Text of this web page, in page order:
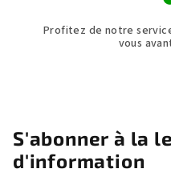
Profitez de notre
vous
S'abonner à la
d'information